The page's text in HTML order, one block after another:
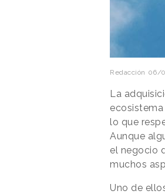
Redacción 06/
La
lo que
Aunque
el negocio
muchos
Uno de